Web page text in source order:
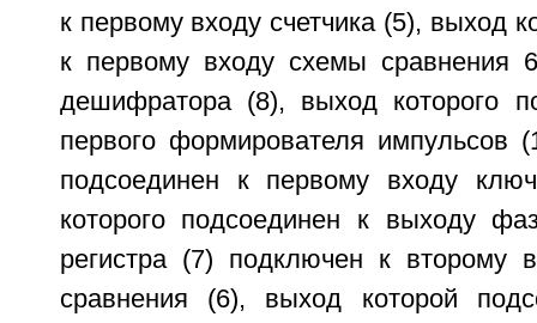
к первому входу счетчика (5), выход
к первому входу схемы сравнения
дешифратора (8), выход которого
первого формирователя импульсов
подсоединен к первому входу
которого подсоединен к выходу
регистра (7) подключен к второму
сравнения (6), выход которой